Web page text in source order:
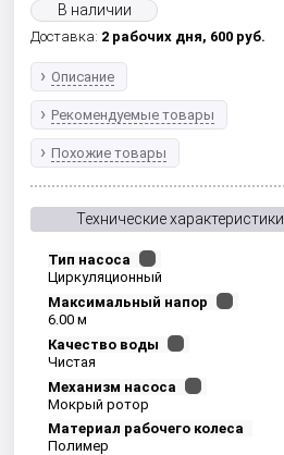
В наличии
Доставка: 2 рабочих дня, 600 руб.
Описание
Рекомендуемые товары
Похожие товары
Технические характеристики
Тип насоса
Циркуляционный
Максимальный напор
6.00 м
Качество воды
Чистая
Механизм насоса
Мокрый ротор
Материал рабочего колеса
Полимер